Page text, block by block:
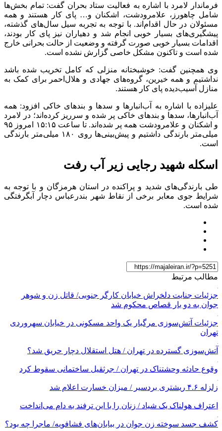
فرماندار لامرد با اشاره به فعالیت ستاد بحران گفت: تمام بخش‌ها
شامل چاهورز، علامرودشت، اشکنان و… پای کار هستند و همه
مسئولان در حال اقدام‌اند. با توجه به تجربه سیل سال‌های گذشته،
پیشگیری‌های بسیار خوبی انجام شد و دهیاران نیز پای کار بودند،
اقدامات بسیار خوبی صورت گرفته و وضعیت از حالت بحرانی خارج
شده است و تاکنون مشکل خاصی گزارش نشده است.
وی همچنین گفت: خوشبختانه منزلی که کامل تخریب شده باشد
نداشتیم و همه خیرین، گروه‌های جهادی و هلال‌احمر برای کمک به
منازل آسیب‌دیده پای کار هستند.
علیزاده با اشاره به آب‌انبار‌ها و سد‌ها و بند‌های خاکی افزود: همه
آب‌انبارها، سد‌ها و بند‌های خاکی پر شده و سرریز کرده‌اند؛ در لامرد
و اشکنان و علامرودشت همه پر شده‌اند. تا ساعت ۱۵:۱۵ امروز ۹۵
میلی‌متر بارندگی داشتیم و پیش‌بینی‌ها روی ۱۸۰ میلی‌متر بارندگی
است.
اسکله شهید رجایی زیر آب رفت
طی بارندگی‌های شدید و پراکنده در استان هرمزگان و با توجه به
شرایط جوی معابر برخی از نقاط شهر بندرعباس دچار آبگرفتگی
شده است.
مطالب مرتبط
جزئیات جنایت دلخراش خیابان کارگر جنوبی/ قاتل زن و شوهر
جوان به دو بار قصاص محکوم شد
جزئیات آتش‌سوزی مرگبار یک واحد مسکونی در خیابان سهروردی
تهران
آتش‌سوزی گسترده در تهران / هتل استقلال دچار حریق شد؟
وقوع حادثه وحشتناک در تهران / جرثقیل ساختمانی سقوط کرد
زلزله ۴.۶ ریشتری بردسیر / میزان خسارت اعلام شد
اعتراف هولناک یک شیاد / زنان را با این ترفند به دام می‌انداخت
کشف جسد سوخته زن جوان در بیابان‌های فشافویه/ ماجرا چه بود؟